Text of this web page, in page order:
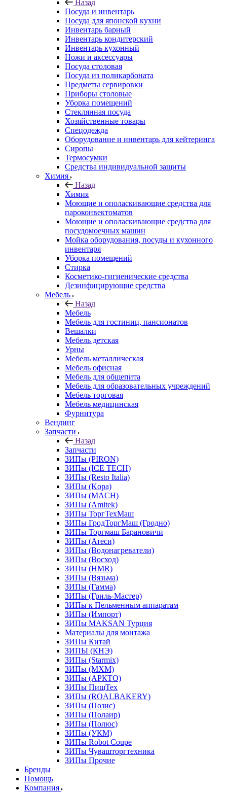
Назад
Посуда и инвентарь
Посуда для японской кухни
Инвентарь барный
Инвентарь кондитерский
Инвентарь кухонный
Ножи и аксессуары
Посуда столовая
Посуда из поликарбоната
Предметы сервировки
Приборы столовые
Уборка помещений
Стеклянная посуда
Хозяйственные товары
Спецодежда
Оборудование и инвентарь для кейтеринга
Сиропы
Термосумки
Средства индивидуальной защиты
Химия
Назад
Химия
Моющие и ополаскивающие средства для
пароконвектоматов
Моющие и ополаскивающие средства для
посудомоечных машин
Мойка оборудования, посуды и кухонного
инвентаря
Уборка помещений
Стирка
Косметико-гигиенические средства
Дезинфицирующие средства
Мебель
Назад
Мебель
Мебель для гостиниц, пансионатов
Вешалки
Мебель детская
Урны
Мебель металлическая
Мебель офисная
Мебель для общепита
Мебель для образовательных учреждений
Мебель торговая
Мебель медицинская
Фурнитура
Вендинг
Запчасти
Назад
Запчасти
ЗИПы (PIRON)
ЗИПы (ICE TECH)
ЗИПы (Resto Italia)
ЗИПы (Kopa)
ЗИПы (MACH)
ЗИПы (Amitek)
ЗИПы ТоргТехМаш
ЗИПы ГродТоргМаш (Гродно)
ЗИПы Торгмаш Барановичи
ЗИПы (Атеси)
ЗИПы (Водонагреватели)
ЗИПы (Восход)
ЗИПы (HMR)
ЗИПы (Вязьма)
ЗИПы (Гамма)
ЗИПы (Гриль-Мастер)
ЗИПы к Пельменным аппаратам
ЗИПы (Импорт)
ЗИПы MAKSAN Турция
Материалы для монтажа
ЗИПы Китай
ЗИПЫ (КНЭ)
ЗИПы (Starmix)
ЗИПы (МХМ)
ЗИПы (АРКТО)
ЗИПы ПищТех
ЗИПы (ROALBAKERY)
ЗИПы (Позис)
ЗИПы (Полаир)
ЗИПы (Полюс)
ЗИПы (УКМ)
ЗИПы Robot Coupe
ЗИПы Чувашторгтехника
ЗИПы Прочие
Бренды
Помощь
Компания